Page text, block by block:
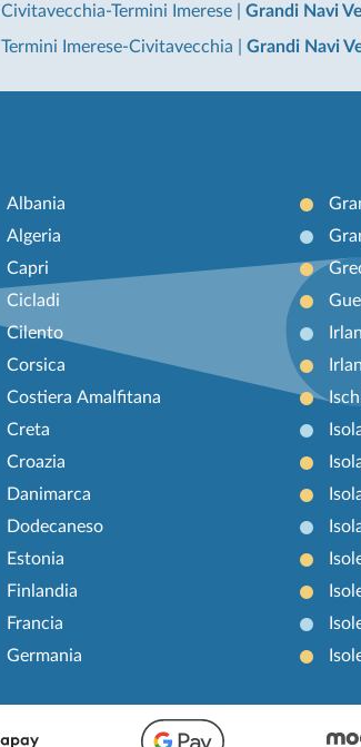
Civitavecchia-Termini Imerese Grandi Navi
Termini Imerese-Civitavecchia
Grandi Navi
Albania
Algeria
Capri
Cicladi
Cilento
Corsica
Costiera Amalfitana
Creta
Croazia
Danimarca
Dodecaneso
Estonia
Finlandia
Francia
Germania